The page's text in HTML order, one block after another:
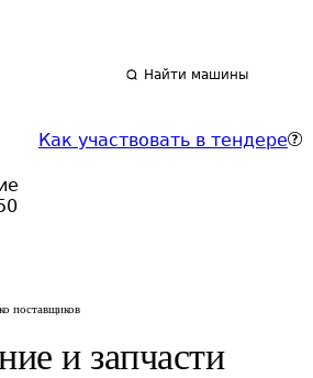
Найти машины
Как участвовать в тендере
поставщиков
и запчасти